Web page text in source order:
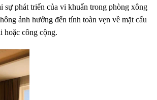
sự phát triển của vi khuẩn trong phòng xông
ảnh hưởng đến tính toàn vẹn về mặt cấu
hoặc công cộng.